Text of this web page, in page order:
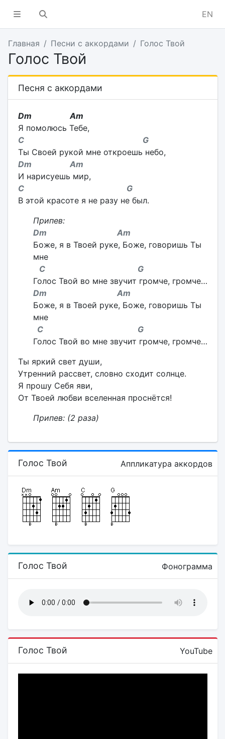
EN
Главная Песни с аккордами Голос Твой
Голос Твой
Песня с аккордами
Dm Am
Я помолюсь Тебе,
C G
Ты Своей рукой мне откроешь небо,
Dm Am
И нарисуешь мир,
C G
В этой красоте я не разу не был.
Припев:
Dm Am
Боже, я в Твоей руке, Боже, говоришь Ты
мне
C G
Голос Твой во мне звучит громче, громче…
Dm Am
Боже, я в Твоей руке, Боже, говоришь Ты
мне
C G
Голос Твой во мне звучит громче, громче…
Ты яркий свет души,
Утренний рассвет, словно сходит солнце.
Я прошу Себя яви,
От Твоей любви вселенная проснётся!
Припев:(2 раза)
Голос Твой Аппликатура аккордов
Голос Твой Фонограмма
Голос Твой YouTube